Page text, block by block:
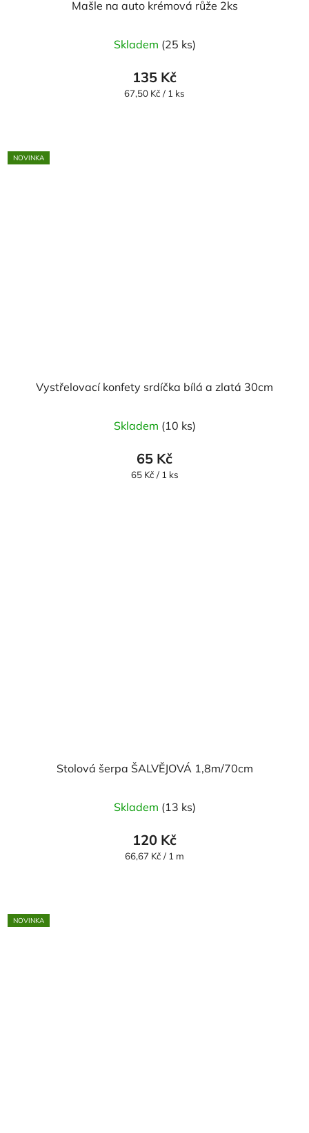
Mašle na auto krémová růže 2ks
Skladem (25 ks)
135 Kč
Měrná
67,50 Kč / 1 ks
NOVINKA
Vystřelovací konfety srdíčka bílá a zlatá 30cm
Skladem (10 ks)
65 Kč
Měrná
65 Kč / 1 ks
Stolová šerpa ŠALVĚJOVÁ 1,8m/70cm
Skladem (13 ks)
120 Kč
Měrná
66,67 Kč / 1 m
NOVINKA